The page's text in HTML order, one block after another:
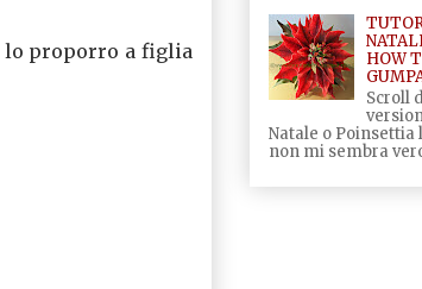
lo proporro a figlia
HOW
Scroll
Natale o Poinsettia
non mi sembra